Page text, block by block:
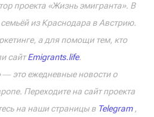
проекта «Жизнь эмигранта». В
из Краснодара в Австрию.
а для помощи тем, кто
сайтEmigrants.life.
это ежедневные новости о
Переходите на сайт проекта
на наши страницы в Telegram,